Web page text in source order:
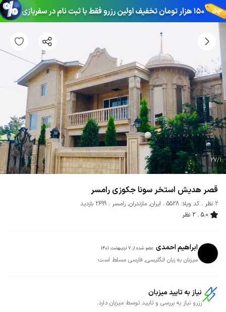
27/1
قصر هدیش استخر سونا جکوزی رامسر
2 نظر کد ویلا: 5528 ایران, مازندران, رامسر
2699 بازدید
5.0
2 نظر
ابراهیم احمدی عضو شده از 7 اردیبهشت 1401
میزبان به زبان انگلیسی, فارسی مسلط است
نیاز به تایید میزبان
رزرو نیاز به بررسی و تایید توسط میزبان دارد.